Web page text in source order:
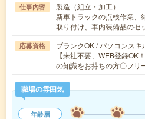
仕事内容
製造（組立・加工）
新車トラックの点検作業、
取り付け、車内装備品の
応募資格
ブランクOK / パソコンス
【来社不要、WEB登録OK
の知識をお持ちの方〇フ
職場の雰囲気
年齢層